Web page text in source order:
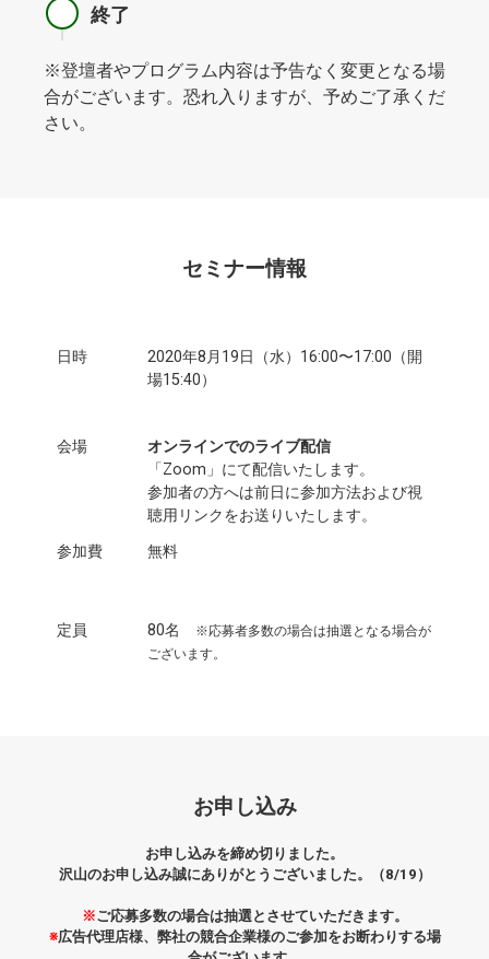
終了
※登壇者やプログラム内容は予告なく変更となる場
合がございます。恐れ入りますが、予めご了承くだ
さい。
セミナー情報
日時
2020年8月19日（水）16:00〜17:00（開
場15:40）
会場
オンラインでのライブ配信
「Zoom」にて配信いたします。
参加者の方へは前日に参加方法および視
聴用リンクをお送りいたします。
参加費
無料
定員 80名
※応募者多数の場合は抽選となる場合が
ございます。
お申し込み
お申し込みを締め切りました。
沢山のお申し込み誠にありがとうございました。（8/19）
※ご応募多数の場合は抽選とさせていただきます。
※広告代理店様、弊社の競合企業様のご参加をお断わりする場